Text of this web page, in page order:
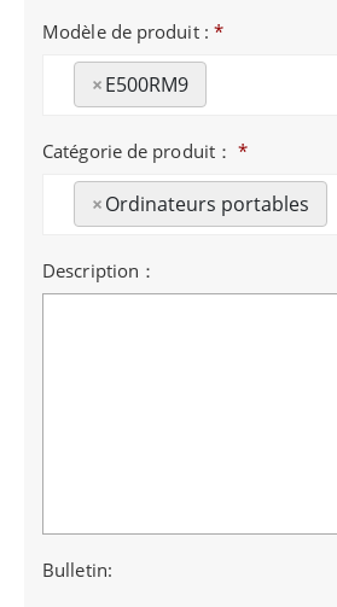
Modèle de produit : *
×E500RM9
Catégorie de produit：*
×Ordinateurs portables
Description：
Bulletin: